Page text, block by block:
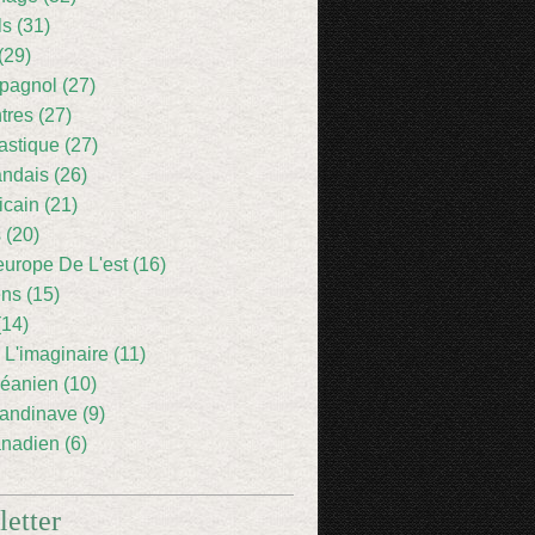
(31)
(27)
(27)
(27)
(26)
(21)
(20)
De L'est (16)
(15)
(11)
(10)
(9)
(6)